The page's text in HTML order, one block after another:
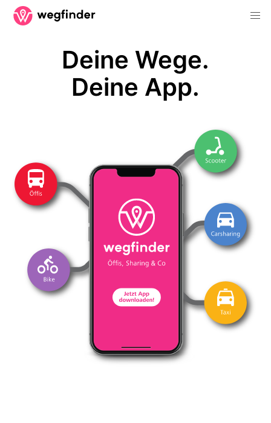
Deine Wege.
Deine App.